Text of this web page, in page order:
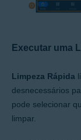
Executar uma
Limpeza Rápida
desnecessários
pode selecionar
limpar.